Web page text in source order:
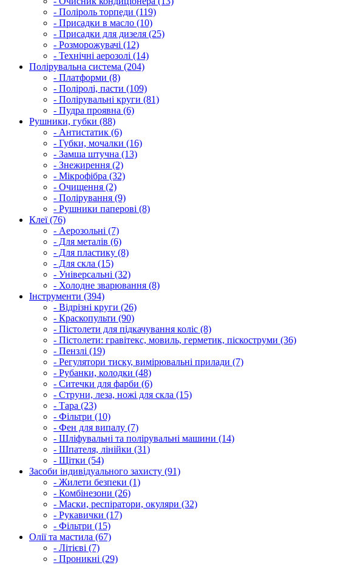
- Поліроль торпеди (119)
- Присадки в масло (10)
- Присадки для дизеля (25)
- Розморожувачі (12)
- Технічні аерозолі (14)
Полірувальна система (204)
- Платформи (8)
- Поліролі, пасти (109)
- Полірувальні круги (81)
- Пудра проявна (6)
Рушники, губки (88)
- Антистатик (6)
- Губки, мочалки (16)
- Замша штучна (13)
- Знежирення (2)
- Мікрофібра (32)
- Очищення (2)
- Полірування (9)
- Рушники паперові (8)
Клеї (76)
- Аерозольні (7)
- Для металів (6)
- Для пластику (8)
- Для скла (15)
- Універсальні (32)
- Холодне зварювання (8)
Інструменти (394)
- Відрізні круги (26)
- Краскопульти (90)
- Пістолети для підкачування коліс (8)
- Пістолети: гравітекс, мовиль, герметик, піскоструми (36)
- Пензлі (19)
- Регулятори тиску, вимірювальні прилади (7)
- Рубанки, колодки (48)
- Ситечки для фарби (6)
- Струни, леза, ножі для скла (15)
- Тара (23)
- Фільтри (10)
- Фен для випалу (7)
- Шліфувальні та полірувальні машини (14)
- Шпателя, лінійки (31)
- Щітки (54)
Засоби індивідуального захисту (91)
- Жилети безпеки (1)
- Комбінезони (26)
- Маски, респіратори, окуляри (32)
- Рукавички (17)
- Фільтри (15)
Олії та мастила (67)
- Літієві (7)
- Проникні (29)